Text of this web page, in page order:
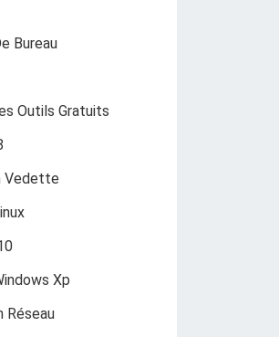
Bureau
Outils Gratuits
Vedette
Xp
Réseau